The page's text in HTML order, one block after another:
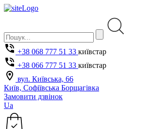
+38 068 777 51 33 київстар
+38 066 777 51 33 київстар
вул. Київська, 66
Київ, Софіївська Борщагівка
Замовити дзвінок
Ua